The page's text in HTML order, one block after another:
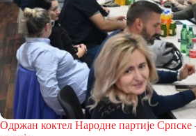
Одржан коктел Народне партије Српске